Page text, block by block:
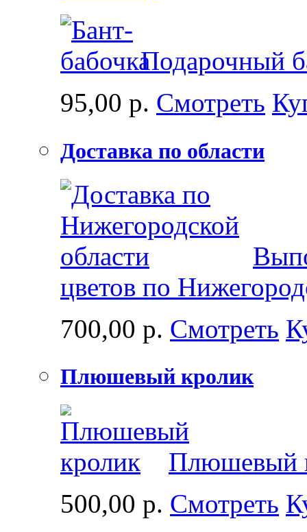
Подарочный
95,00 р. Смотреть
Доставка по области
цветов по
700,00 р. Смотреть
Плюшевый кролик
Плюшевый
500,00 р. Смотреть